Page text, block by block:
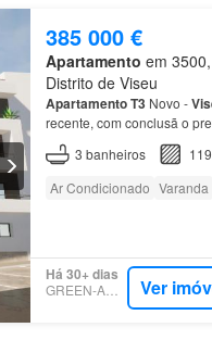
385 000 €
Apartamento em
Distrito de Viseu
ApartamentoT3Novo -
recente, com conclusã o
dispõ
varandas,
3 banheiros
Ar Condicionado Varanda
Há 30+ dias
GREEN-ACRES Ver